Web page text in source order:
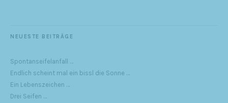
NEUESTE BEITRÄGE
Spontanseifelanfall …
Endlich scheint mal ein bissl die Sonne …
Ein Lebenszeichen …
Drei Seifen …